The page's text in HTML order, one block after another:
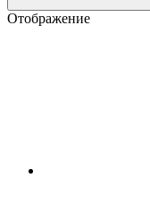
Отображение